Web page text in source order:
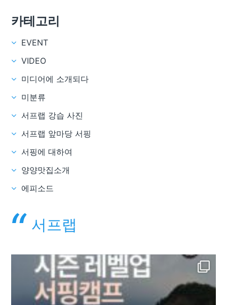
카테고리
EVENT
VIDEO
미디어에 소개되다
미분류
서프랩 강습 사진
서프랩 앞마당 서핑
서핑에 대하여
양양맛집소개
에피소드
서프랩